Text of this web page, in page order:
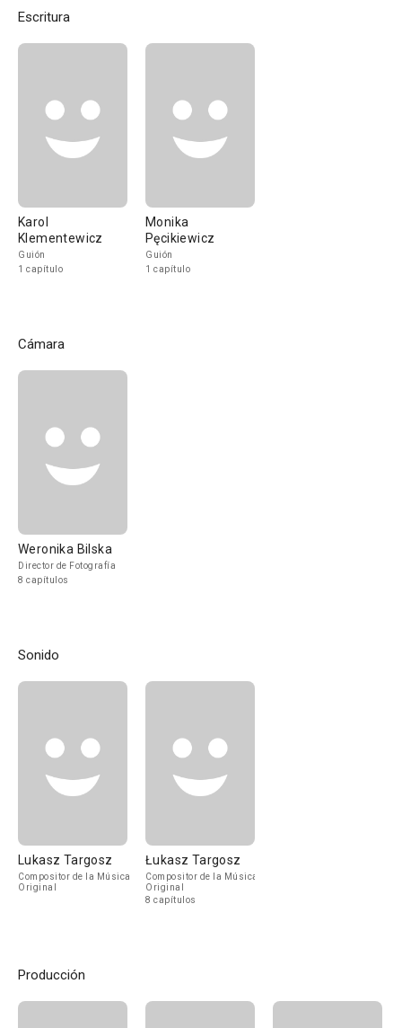
Escritura
Karol
Klementewicz
Guión
1 capítulo
Monika
Pęcikiewicz
Guión
1 capítulo
Cámara
Weronika Bilska
Director de Fotografía
8 capítulos
Sonido
Lukasz Targosz
Compositor de la Música
Original
Łukasz Targosz
Compositor de la Música
Original
8 capítulos
Producción